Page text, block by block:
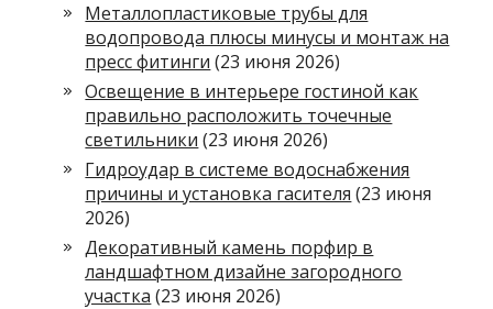
Металлопластиковые трубы для
водопровода плюсы минусы и монтаж на
пресс фитинги (23 июня 2026)
Освещение в интерьере гостиной как
правильно расположить точечные
светильники (23 июня 2026)
Гидроудар в системе водоснабжения
причины и установка гасителя (23 июня
2026)
Декоративный камень порфир в
ландшафтном дизайне загородного
участка (23 июня 2026)